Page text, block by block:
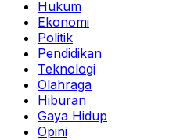
Hukum
Ekonomi
Politik
Pendidikan
Teknologi
Olahraga
Hiburan
Gaya Hidup
Opini